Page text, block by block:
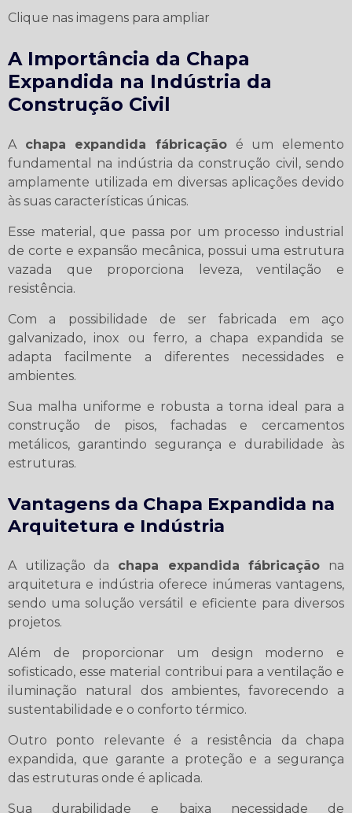
Clique nas imagens para ampliar
A Importância da Chapa
Expandida na Indústria da
Construção Civil
A chapa expandida fábricação é um elemento
fundamental na indústria da construção civil, sendo
amplamente utilizada em diversas aplicações devido
às suas características únicas.
Esse material, que passa por um processo industrial
de corte e expansão mecânica, possui uma estrutura
vazada que proporciona leveza, ventilação e
resistência.
Com a possibilidade de ser fabricada em aço
galvanizado, inox ou ferro, a chapa expandida se
adapta facilmente a diferentes necessidades e
ambientes.
Sua malha uniforme e robusta a torna ideal para a
construção de pisos, fachadas e cercamentos
metálicos, garantindo segurança e durabilidade às
estruturas.
Vantagens da Chapa Expandida na
Arquitetura e Indústria
A utilização da chapa expandida fábricação na
arquitetura e indústria oferece inúmeras vantagens,
sendo uma solução versátil e eficiente para diversos
projetos.
Além de proporcionar um design moderno e
sofisticado, esse material contribui para a ventilação e
iluminação natural dos ambientes, favorecendo a
sustentabilidade e o conforto térmico.
Outro ponto relevante é a resistência da chapa
expandida, que garante a proteção e a segurança
das estruturas onde é aplicada.
Sua durabilidade e baixa necessidade de